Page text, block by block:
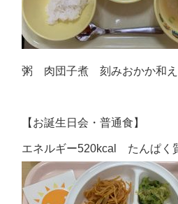
粥 肉団子煮 刻みおかか和
【お誕生日会・普通食】
エネルギー520kcal たんぱく